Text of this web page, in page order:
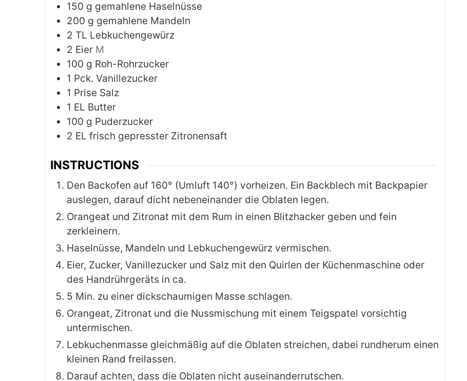
150 g gemahlene Haselnüsse
200 g gemahlene Mandeln
2 TL Lebkuchengewürz
2 Eier M
100 g Roh-Rohrzucker
1 Pck. Vanillezucker
1 Prise Salz
1 EL Butter
100 g Puderzucker
2 EL frisch gepresster Zitronensaft
INSTRUCTIONS
Den Backofen auf 160° (Umluft 140°) vorheizen. Ein Backblech mit Backpapier
auslegen, darauf dicht nebeneinander die Oblaten legen.
Orangeat und Zitronat mit dem Rum in einen Blitzhacker geben und fein
zerkleinern.
Haselnüsse, Mandeln und Lebkuchengewürz vermischen.
Eier, Zucker, Vanillezucker und Salz mit den Quirlen der Küchenmaschine oder
des Handrührgeräts in ca.
5 Min. zu einer dickschaumigen Masse schlagen.
Orangeat, Zitronat und die Nussmischung mit einem Teigspatel vorsichtig
untermischen.
Lebkuchenmasse gleichmäßig auf die Oblaten streichen, dabei rundherum einen
kleinen Rand freilassen.
Darauf achten, dass die Oblaten nicht auseinanderrutschen.